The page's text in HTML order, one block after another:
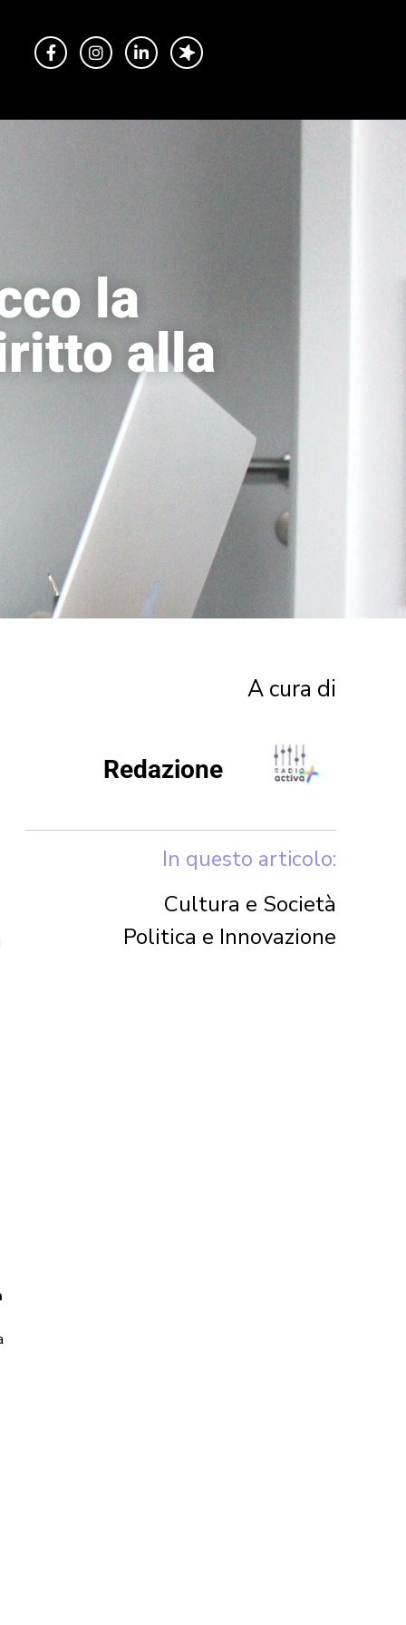
la
alla
A cura di
Redazione
In questo articolo:
Cultura e Società
Politica e Innovazione